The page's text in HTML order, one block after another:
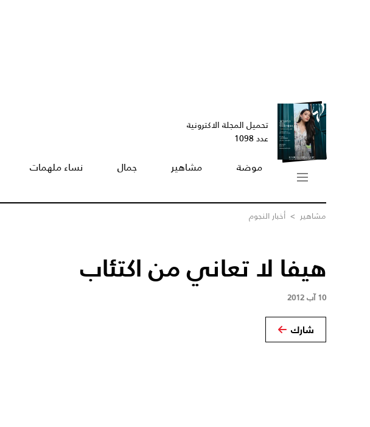
تحميل المجلة الاكترونية
عدد 1098
موضة مشاهير جمال نساء ملهمات
مشاهير > أخبار النجوم
هيفا لا تعاني من اكتئاب
10 آب 2012
شارك